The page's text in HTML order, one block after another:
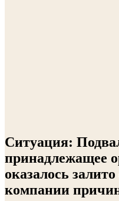
Ситуация:
принадлежащее
оказалось
компании